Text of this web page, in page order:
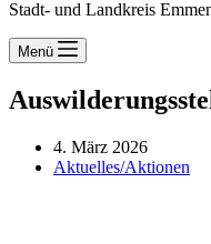
Stadt- und Landkreis
Menü
4. März 2026
Aktuelles/Aktionen